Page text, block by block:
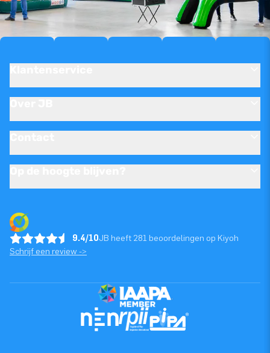
9.4/10JB heeft 281 beoordelingen op Kiyoh
Schrijf een review ->